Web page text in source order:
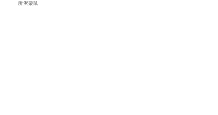
所沢栗鼠